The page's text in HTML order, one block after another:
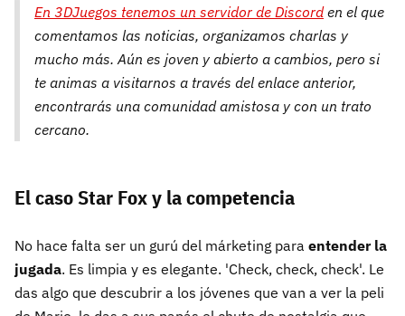
En 3DJuegos tenemos un servidor de Discorden el que
comentamos las noticias, organizamos charlas y
mucho más. Aún es joven y abierto a cambios, pero si
te animas a visitarnos a través del enlace anterior,
encontrarás una comunidad amistosa y con un trato
cercano.
El caso Star Fox y la competencia
No hace falta ser un gurú del márketing para entender la
jugada. Es limpia y es elegante. 'Check, check, check'. Le
das algo que descubrir a los jóvenes que van a ver la peli